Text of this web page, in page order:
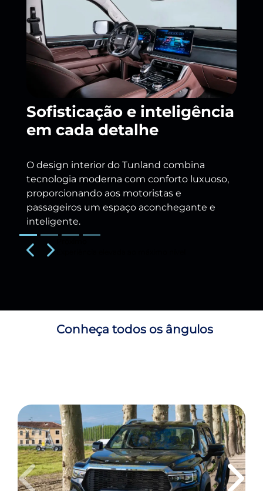
Sofisticação e inteligência
em cada detalhe
O design interior do Tunland combina
tecnologia moderna com conforto luxuoso,
proporcionando aos motoristas e
passageiros um espaço aconchegante e
inteligente.
Previous
Next